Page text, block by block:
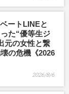
ートLINEと
た“優等生ジ
元の女性と繋
の危機《2026
2026/8/6